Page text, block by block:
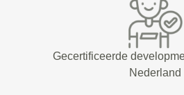
Gecertificeerde
Nederland